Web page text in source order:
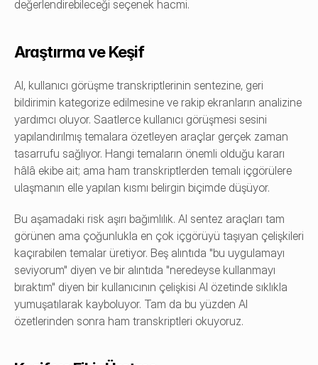
değerlendirebileceği seçenek hacmi.
Araştırma ve Keşif
AI, kullanıcı görüşme transkriptlerinin sentezine, geri
bildirimin kategorize edilmesine ve rakip ekranların analizine
yardımcı oluyor. Saatlerce kullanıcı görüşmesi sesini
yapılandırılmış temalara özetleyen araçlar gerçek zaman
tasarrufu sağlıyor. Hangi temaların önemli olduğu kararı
hâlâ ekibe ait; ama ham transkriptlerden temalı içgörülere
ulaşmanın elle yapılan kısmı belirgin biçimde düşüyor.
Bu aşamadaki risk aşırı bağımlılık. AI sentez araçları tam
görünen ama çoğunlukla en çok içgörüyü taşıyan çelişkileri
kaçırabilen temalar üretiyor. Beş alıntıda "bu uygulamayı
seviyorum" diyen ve bir alıntıda "neredeyse kullanmayı
bıraktım" diyen bir kullanıcının çelişkisi AI özetinde sıklıkla
yumuşatılarak kayboluyor. Tam da bu yüzden AI
özetlerinden sonra ham transkriptleri okuyoruz.